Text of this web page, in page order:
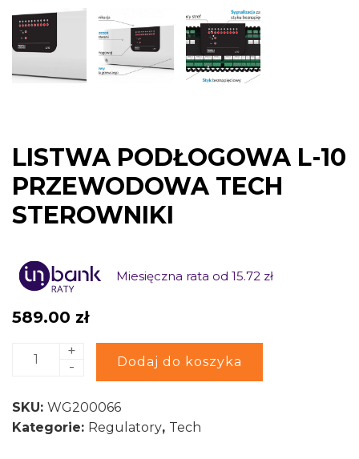
LISTWA PODŁOGOWA L-10
PRZEWODOWA TECH
STEROWNIKI
Miesięczna rata od 15.72 zł
589.00 zł
ilość
L-
10
+
-
Dodaj do koszyka
Alternative:
SKU: WG200066
Kategorie: Regulatory, Tech